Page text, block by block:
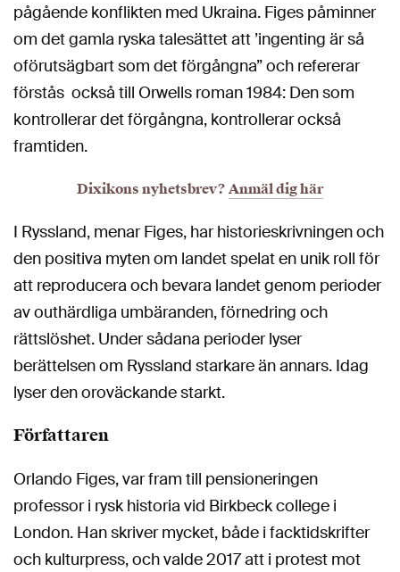
pågående konflikten med Ukraina. Figes påminner
om det gamla ryska talesättet att ’ingenting är så
oförutsägbart som det förgångna” och refererar
förstås också till Orwells roman 1984: Den som
kontrollerar det förgångna, kontrollerar också
framtiden.
Dixikons nyhetsbrev? Anmäl dig här
I Ryssland, menar Figes, har historieskrivningen och
den positiva myten om landet spelat en unik roll för
att reproducera och bevara landet genom perioder
av outhärdliga umbäranden, förnedring och
rättslöshet. Under sådana perioder lyser
berättelsen om Ryssland starkare än annars. Idag
lyser den oroväckande starkt.
Författaren
Orlando Figes, var fram till pensioneringen
professor i rysk historia vid Birkbeck college i
London. Han skriver mycket, både i facktidskrifter
och kulturpress, och valde 2017 att i protest mot